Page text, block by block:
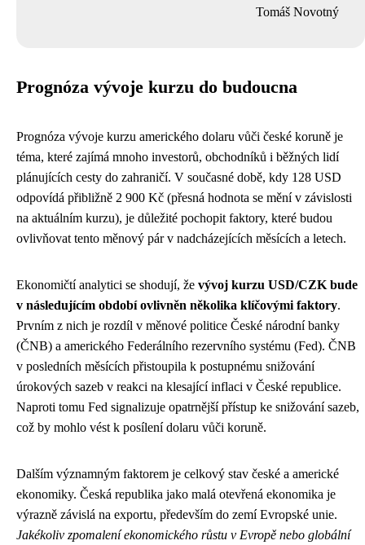
Tomáš Novotný
Prognóza vývoje kurzu do budoucna
Prognóza vývoje kurzu amerického dolaru vůči české koruně je
téma, které zajímá mnoho investorů, obchodníků i běžných lidí
plánujících cesty do zahraničí. V současné době, kdy 128 USD
odpovídá přibližně 2 900 Kč (přesná hodnota se mění v závislosti
na aktuálním kurzu), je důležité pochopit faktory, které budou
ovlivňovat tento měnový pár v nadcházejících měsících a letech.
Ekonomičtí analytici se shodují, že vývoj kurzu USD/CZK bude
v následujícím období ovlivněn několika klíčovými faktory.
Prvním z nich je rozdíl v měnové politice České národní banky
(ČNB) a amerického Federálního rezervního systému (Fed). ČNB
v posledních měsících přistoupila k postupnému snižování
úrokových sazeb v reakci na klesající inflaci v České republice.
Naproti tomu Fed signalizuje opatrnější přístup ke snižování sazeb,
což by mohlo vést k posílení dolaru vůči koruně.
Dalším významným faktorem je celkový stav české a americké
ekonomiky. Česká republika jako malá otevřená ekonomika je
výrazně závislá na exportu, především do zemí Evropské unie.
Jakékoliv zpomalení ekonomického růstu v Evropě nebo globální